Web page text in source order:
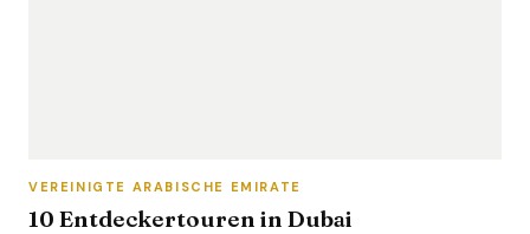
VEREINIGTE ARABISCHE EMIRATE
10 Entdeckertouren in Dubai